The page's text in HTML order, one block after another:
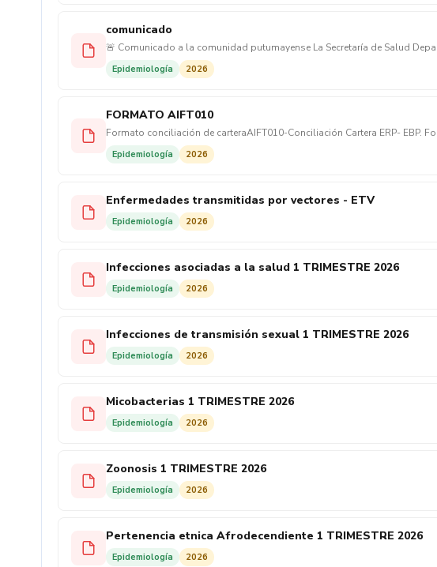
comunicado
🚨 Comunicado a la comunidad putumayense La Secretaría de Salud
ETV para ingresar a viviendas y cometer hurtos. ✅ Recuerde: el
Epidemiología 2026
FORMATO AIFT010
Formato
Epidemiología 2026
Enfermedades transmitidas por vectores - ETV
Epidemiología 2026
Infecciones asociadas a la salud 1 TRIMESTRE 2026
Epidemiología 2026
Infecciones de transmisión sexual 1 TRIMESTRE 2026
Epidemiología 2026
Micobacterias 1 TRIMESTRE 2026
Epidemiología 2026
Zoonosis 1 TRIMESTRE 2026
Epidemiología 2026
Pertenencia etnica Afrodecendiente 1 TRIMESTRE 2026
Epidemiología 2026